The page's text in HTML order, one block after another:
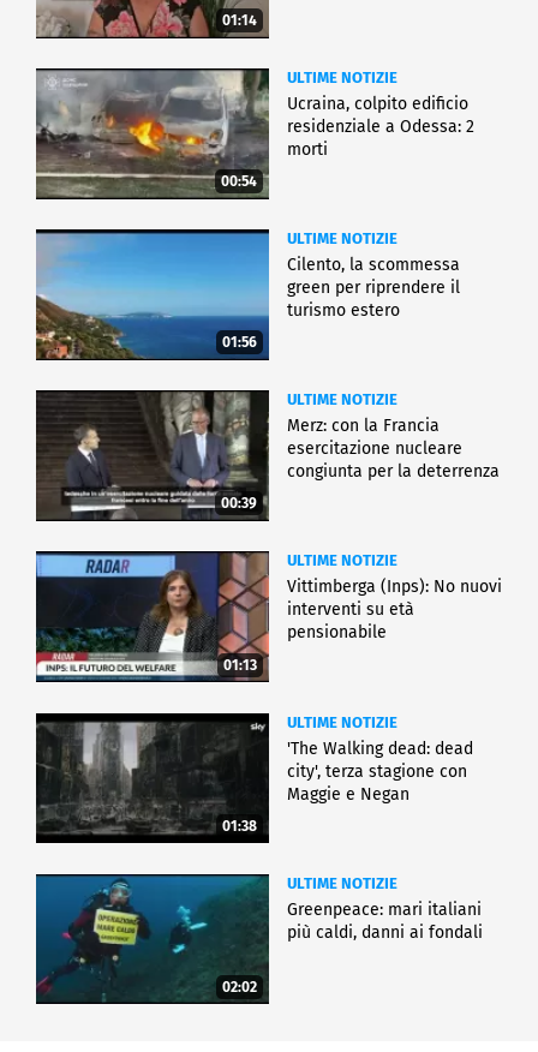
01:14
00:54
ULTIME NOTIZIE
Ucraina, colpito edificio
residenziale a Odessa: 2
morti
01:56
ULTIME NOTIZIE
Cilento, la scommessa
green per riprendere il
turismo estero
00:39
ULTIME NOTIZIE
Merz: con la Francia
esercitazione nucleare
congiunta per la deterrenza
01:13
ULTIME NOTIZIE
Vittimberga (Inps): No nuovi
interventi su età
pensionabile
01:38
ULTIME NOTIZIE
'The Walking dead: dead
city', terza stagione con
Maggie e Negan
02:02
ULTIME NOTIZIE
Greenpeace: mari italiani
più caldi, danni ai fondali